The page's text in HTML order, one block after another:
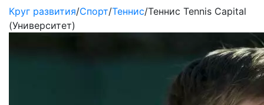
Круг развития/Спорт/Теннис/Теннис Tennis Capital
(Университет)